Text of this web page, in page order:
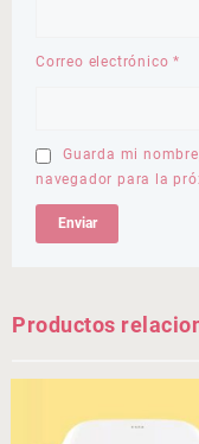
Correo electrónico*
Guarda mi
navegador para la
Productos